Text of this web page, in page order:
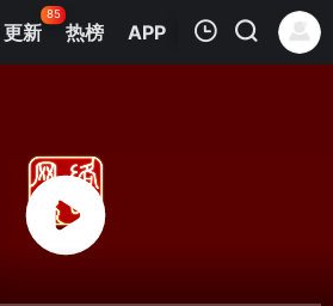
更新
85
热榜 APP
清空